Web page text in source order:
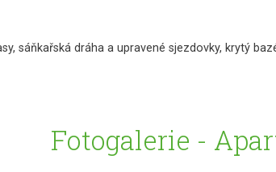
sáňkařská dráha a upravené sjezdovky, krytý
Fotogalerie -